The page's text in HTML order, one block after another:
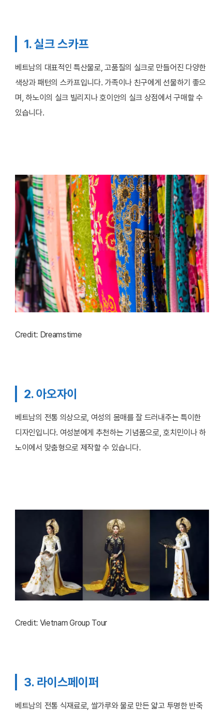
1. 실크 스카프
베트남의 대표적인 특산물로, 고품질의 실크로 만들어진 다양한
색상과 패턴의 스카프입니다. 가족이나 친구에게 선물하기 좋으
며, 하노이의 실크 빌리지나 호이안의 실크 상점에서 구매할 수
있습니다.
Credit: Dreamstime
2. 아오자이
베트남의 전통 의상으로, 여성의 몸매를 잘 드러내주는 특이한
디자인입니다. 여성분에게 추천하는 기념품으로, 호치민이나 하
노이에서 맞춤형으로 제작할 수 있습니다.
Credit: Vietnam Group Tour
3. 라이스페이퍼
베트남의 전통 식재료로, 쌀가루와 물로 만든 얇고 투명한 반죽